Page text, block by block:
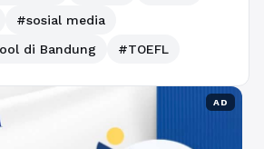
#sosial media
di Bandung
#TOEFL
AD